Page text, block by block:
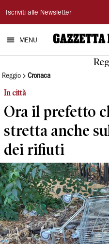
Gazzetta
di
Reggio
Iscriviti alle Newsletter
MENU
Reggio Cronaca
In città
Ora il prefetto
stretta anche
dei rifiuti